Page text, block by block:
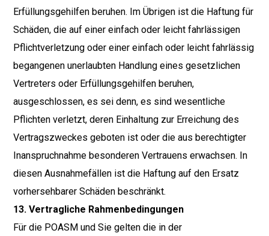
Erfüllungsgehilfen beruhen. Im Übrigen ist die Haftung für
Schäden, die auf einer einfach oder leicht fahrlässigen
Pflichtverletzung oder einer einfach oder leicht fahrlässig
begangenen unerlaubten Handlung eines gesetzlichen
Vertreters oder Erfüllungsgehilfen beruhen,
ausgeschlossen, es sei denn, es sind wesentliche
Pflichten verletzt, deren Einhaltung zur Erreichung des
Vertragszweckes geboten ist oder die aus berechtigter
Inanspruchnahme besonderen Vertrauens erwachsen. In
diesen Ausnahmefällen ist die Haftung auf den Ersatz
vorhersehbarer Schäden beschränkt.
13. Vertragliche Rahmenbedingungen
Für die POASM und Sie gelten die in der